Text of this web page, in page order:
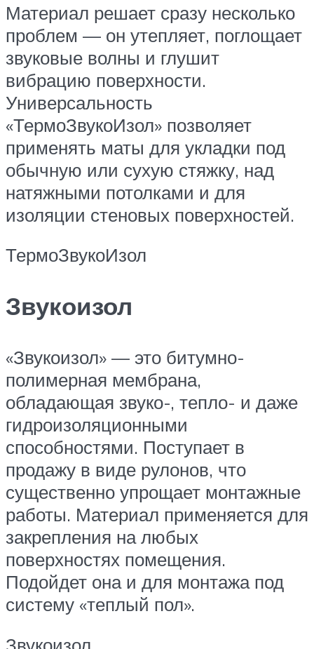
Материал решает сразу несколько
проблем — он утепляет, поглощает
звуковые волны и глушит
вибрацию поверхности.
Универсальность
«ТермоЗвукоИзол» позволяет
применять маты для укладки под
обычную или сухую стяжку, над
натяжными потолками и для
изоляции стеновых поверхностей.
ТермоЗвукоИзол
Звукоизол
«Звукоизол» — это битумно-
полимерная мембрана,
обладающая звуко-, тепло- и даже
гидроизоляционными
способностями. Поступает в
продажу в виде рулонов, что
существенно упрощает монтажные
работы. Материал применяется для
закрепления на любых
поверхностях помещения.
Подойдет она и для монтажа под
систему «теплый пол».